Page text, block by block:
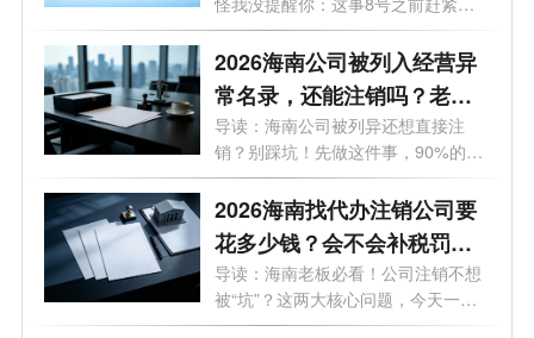
办！倒...
2026海南公司被列入经营异
常名录，还能注销吗？老板
必看的自救指南！
导读：海南公司被列异还想直接注
销？别踩坑！先做这件事，90%的老
板都不知...
2026海南找代办注销公司要
花多少钱？会不会补税罚
款？海南最新注销避坑指
南！
导读：海南老板必看！公司注销不想
被“坑”？这两大核心问题，今天一次
说...